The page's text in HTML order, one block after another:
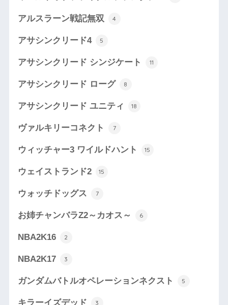
アルスラーン戦記無双 4
アサシンクリード4 5
アサシンクリード シンジケート 11
アサシンクリード ローグ 8
アサシンクリード ユニティ 18
ヴァルキリーコネクト 7
ウィッチャー3 ワイルドハント 15
ウェイストランド2 15
ウォッチドッグス 7
お姉チャンバラZ2～カオス～ 6
NBA2K16 2
NBA2K17 3
ガンダムバトルオペレーションネクスト 5
キラーイズデッド 3